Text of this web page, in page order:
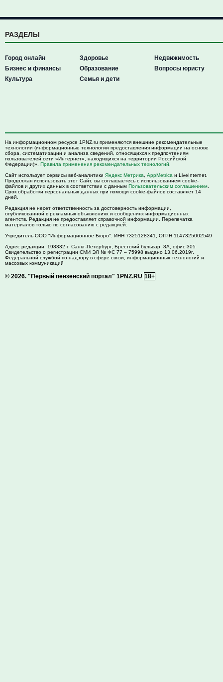
РАЗДЕЛЫ
Город онлайн
Бизнес и финансы
Культура
Здоровье
Образование
Семья и дети
Недвижимость
Вопросы юристу
На информационном ресурсе 1PNZ.ru применяются внешние рекомендательные
технологии (информационные технологии предоставления информации на основе
сбора, систематизации и анализа сведений, относящихся к предпочтениям
пользователей сети «Интернет», находящихся на территории Российской
Федерации)». Правила применения рекомендательных технологий
Сайт использует сервисы веб-аналитики Яндекс Метрика AppMetrica и LiveInternet.
Продолжая использовать этот Сайт, вы соглашаетесь с использованием cookie-
файлов и других данных в соответствии с данным Пользовательским соглашением
Срок обработки персональных данных при помощи cookie-файлов составляет 14
дней.
Редакция не несет ответственность за достоверность информации,
опубликованной в рекламных объявлениях и сообщениях информационных
агентств. Редакция не предоставляет справочной информации. Перепечатка
материалов только по согласованию с редакцией.
Учредитель ООО "Информационное Бюро". ИНН 7325128341, ОГРН 1147325002549
Адрес редакции: 198332 г. Санкт-Петербург, Брестский бульвар, 8А, офис 305
Свидетельство о регистрации СМИ ЭЛ № ФС 77 – 75998 выдано 13.06.2019г.
Федеральной службой по надзору в сфере связи, информационных технологий и
массовых коммуникаций
© 2026. "Первый пензенский портал" 1PNZ.RU 18+